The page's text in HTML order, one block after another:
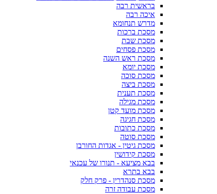
בראשית רבה
איכה רבה
מדרש תנחומא
מסכת ברכות
מסכת שבת
מסכת פסחים
מסכת ראש השנה
מסכת יומא
מסכת סוכה
מסכת ביצה
מסכת תענית
מסכת מגילה
מסכת מועד קטן
מסכת חגיגה
מסכת כתובות
מסכת סוטה
מסכת גיטין - אגדות החורבן
מסכת קידושין
בבא מציעא - תנורו של עכנאי
בבא בתרא
מסכת סנהדרין - פרק חלק
מסכת עבודה זרה